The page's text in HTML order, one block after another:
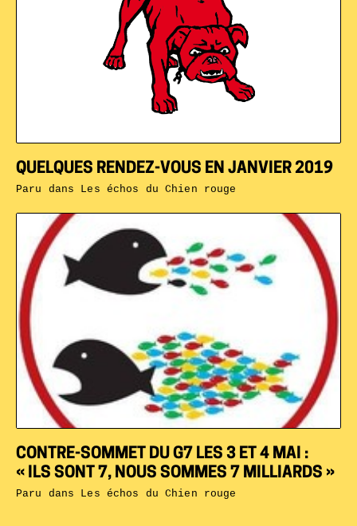
CONTRE-SOMMET DU G7 LES 3 ET 4 MAI :
« ILS SONT 7, NOUS SOMMES 7 MILLIARDS »
Paru dans Les échos du Chien rouge
QUELQUES RENDEZ-VOUS EN JANVIER 2019
Paru dans Les échos du Chien rouge